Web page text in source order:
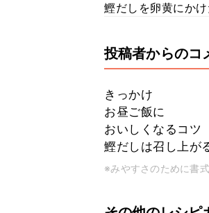
鰹だしを卵黄にか
投稿者からのコ
きっかけ
お昼ご飯に
おいしくなるコツ
鰹だしは召し上が
※みやすさのために書